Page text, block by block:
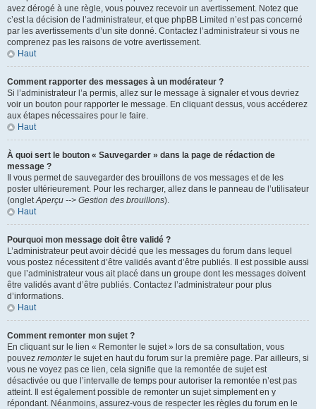
avez dérogé à une règle, vous pouvez recevoir un avertissement. Notez que
c’est la décision de l’administrateur, et que phpBB Limited n’est pas concerné
par les avertissements d’un site donné. Contactez l’administrateur si vous ne
comprenez pas les raisons de votre avertissement.
Haut
Comment rapporter des messages à un modérateur ?
Si l’administrateur l’a permis, allez sur le message à signaler et vous devriez
voir un bouton pour rapporter le message. En cliquant dessus, vous accéderez
aux étapes nécessaires pour le faire.
Haut
À quoi sert le bouton « Sauvegarder » dans la page de rédaction de
message ?
Il vous permet de sauvegarder des brouillons de vos messages et de les
poster ultérieurement. Pour les recharger, allez dans le panneau de l’utilisateur
(ongletAperçu --> Gestion des brouillons).
Haut
Pourquoi mon message doit être validé ?
L’administrateur peut avoir décidé que les messages du forum dans lequel
vous postez nécessitent d’être validés avant d’être publiés. Il est possible aussi
que l’administrateur vous ait placé dans un groupe dont les messages doivent
être validés avant d’être publiés. Contactez l’administrateur pour plus
d’informations.
Haut
Comment remonter mon sujet ?
En cliquant sur le lien « Remonter le sujet » lors de sa consultation, vous
pouvez remonterle sujet en haut du forum sur la première page. Par ailleurs, si
vous ne voyez pas ce lien, cela signifie que la remontée de sujet est
désactivée ou que l’intervalle de temps pour autoriser la remontée n’est pas
atteint. Il est également possible de remonter un sujet simplement en y
répondant. Néanmoins, assurez-vous de respecter les règles du forum en le